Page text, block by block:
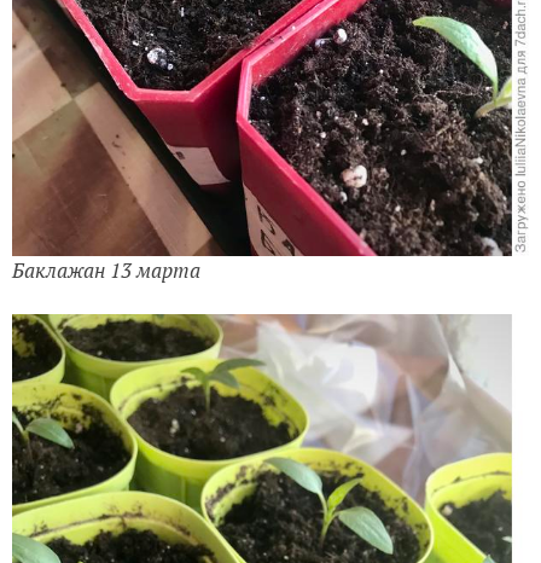
Баклажан 13 марта